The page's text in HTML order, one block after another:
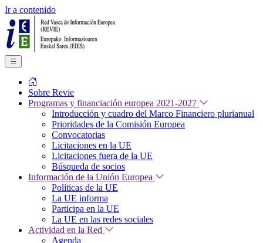
Ir a contenido
Sobre Revie
Programas y financiación europea 2021-2027
Introducción y cuadro del Marco Financiero plurianual
Prioridades de la Comisión Europea
Convocatorias
Licitaciones en la UE
Licitaciones fuera de la UE
Búsqueda de socios
Información de la Unión Europea
Políticas de la UE
La UE informa
Participa en la UE
La UE en las redes sociales
Actividad en la Red
Agenda